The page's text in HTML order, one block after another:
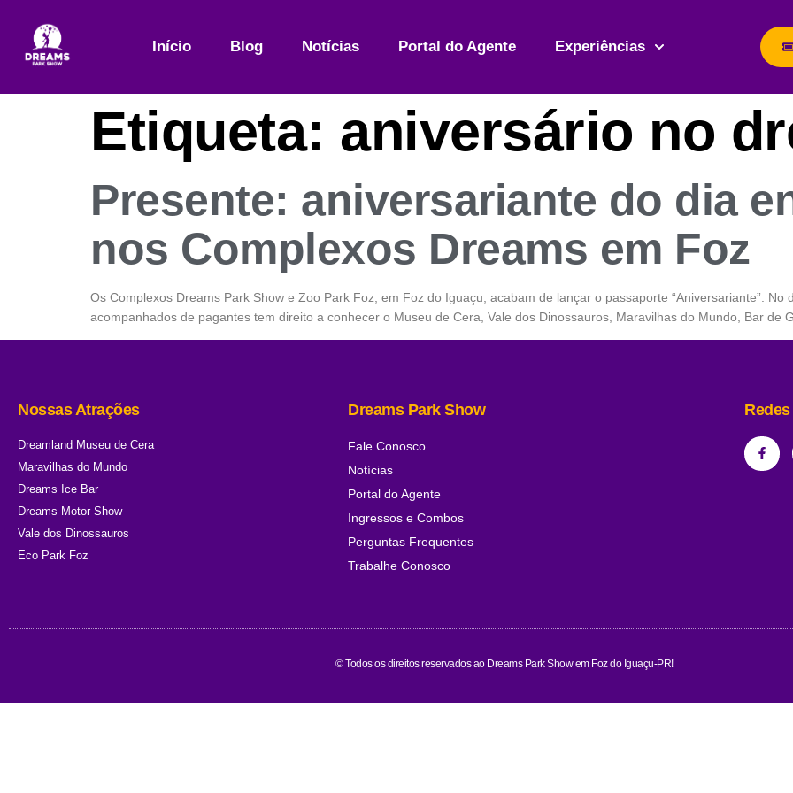
Início Blog Notícias Portal do Agente Experiências
Etiqueta: aniversário no
Presente: aniversariante do dia
nos Complexos Dreams em Foz
Os Complexos Dreams Park Show e Zoo Park Foz, em Foz do Iguaçu, acabam de lançar o passaporte “Aniversariante”.
acompanhados de pagantes tem direito a conhecer o Museu de Cera, Vale dos Dinossauros, Maravilhas do Mundo, Bar
Nossas Atrações
Dreamland Museu de Cera
Maravilhas do Mundo
Dreams Ice Bar
Dreams Motor Show
Vale dos Dinossauros
Eco Park Foz
Dreams Park Show
Fale Conosco
Notícias
Portal do Agente
Ingressos e Combos
Perguntas Frequentes
Trabalhe Conosco
© Todos os direitos reservados ao Dreams Park Show em Foz do Iguaçu-PR!